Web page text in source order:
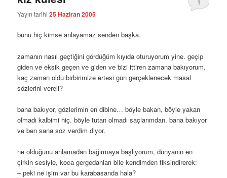
Yayın tarihi25 Haziran 2005
1
bunu hiç kimse anlayamaz senden başka.
zamanın nasıl geçtiğini gördüğüm kıyıda oturuyorum yine. geçip
giden ve eksik geçen ve giden ve bizi ittiren zamana bakıyorum.
kaç zaman oldu birbirimize ertesi gün gerçeklenecek masal
sözlerini vereli?
bana bakıyor, gözlerimin en dibine… böyle bakan, böyle yakan
olmadı kalbimi hiç. böyle tutan olmadı saçlarımdan. bana bakıyor
ve ben sana söz verdim diyor.
ne olduğunu anlamadan bağırmaya başlıyorum, dünyanın en
çirkin sesiyle, koca gergedanları bile kendimden tiksindirerek:
– peki ne işim var bu karabasanda hala?